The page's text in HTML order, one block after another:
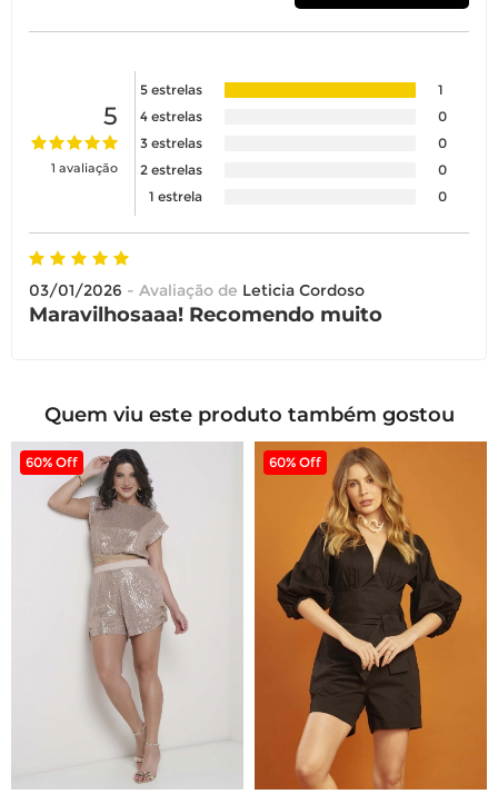
5
1 avaliação
5 estrelas
1
4 estrelas
0
3 estrelas
0
2 estrelas
0
1 estrela
0
03/01/2026 - Avaliação de Leticia Cordoso
Maravilhosaaa! Recomendo muito
Quem viu este produto também gostou
60% Off 60% Off